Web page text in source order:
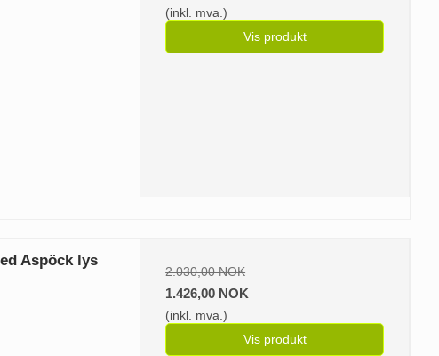
(inkl. mva.)
Vis produkt
Aspöck lys
2.030,00 NOK
1.426,00 NOK
(inkl. mva.)
Vis produkt